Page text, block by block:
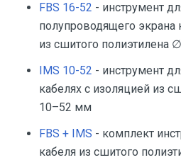
FBS 16-52 - инструмент
полупроводящего экрана
из сшитого полиэтилена
IMS 10-52 - инструмент
кабелях с изоляцией из
10–52 мм
FBS + IMS - комплект
кабеля из сшитого